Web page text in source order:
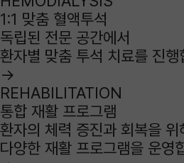
1:1 맞춤 혈액투석
독립된 전문 공간에서
환자별 맞춤 투석 치료를 진행
→
REHABILITATION
통합 재활 프로그램
환자의 체력 증진과 회복을 위
다양한 재활 프로그램을 운영